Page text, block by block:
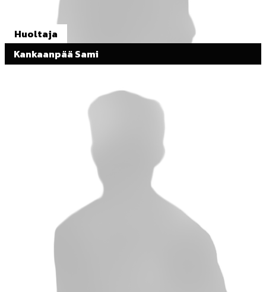
Huoltaja
Kankaanpää Sami